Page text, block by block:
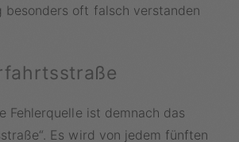
besonders oft falsch verstanden
Fehlerquelle ist demnach das
Es wird von jedem fünften